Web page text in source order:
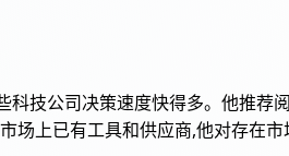
技公司决策速度快得多。他推荐
场上已有工具和供应商,他对存在